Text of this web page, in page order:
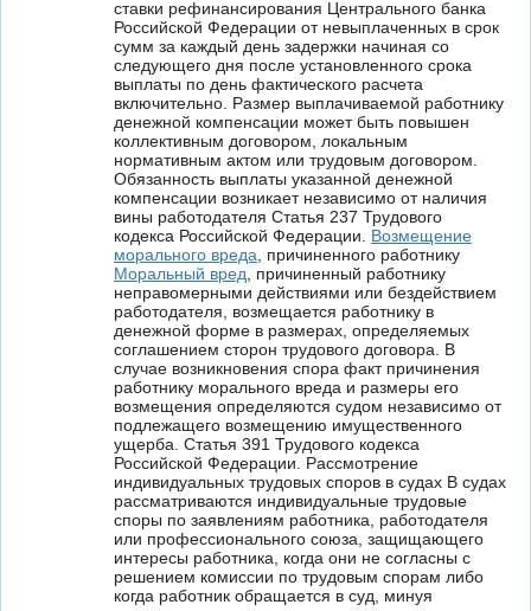
ставки рефинансирования Центрального банка
Российской Федерации от невыплаченных в срок
сумм за каждый день задержки начиная со
следующего дня после установленного срока
выплаты по день фактического расчета
включительно. Размер выплачиваемой работнику
денежной компенсации может быть повышен
коллективным договором, локальным
нормативным актом или трудовым договором.
Обязанность выплаты указанной денежной
компенсации возникает независимо от наличия
вины работодателя Статья 237 Трудового
кодекса Российской Федерации. Возмещение
морального вреда , причиненного работнику
Моральный вред , причиненный работнику
неправомерными действиями или бездействием
работодателя, возмещается работнику в
денежной форме в размерах, определяемых
соглашением сторон трудового договора. В
случае возникновения спора факт причинения
работнику морального вреда и размеры его
возмещения определяются судом независимо от
подлежащего возмещению имущественного
ущерба. Статья 391 Трудового кодекса
Российской Федерации. Рассмотрение
индивидуальных трудовых споров в судах В судах
рассматриваются индивидуальные трудовые
споры по заявлениям работника, работодателя
или профессионального союза, защищающего
интересы работника, когда они не согласны с
решением комиссии по трудовым спорам либо
когда работник обращается в суд, минуя